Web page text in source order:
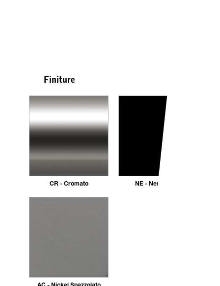
Finiture
CR - Cromato NE - Nero opaco